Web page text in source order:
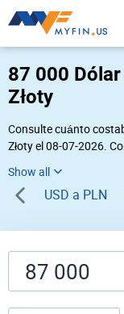
87 000
Złoty
Consulte cuánto
Złoty el 08-07-2026.
«PLN USD
USD a PLN